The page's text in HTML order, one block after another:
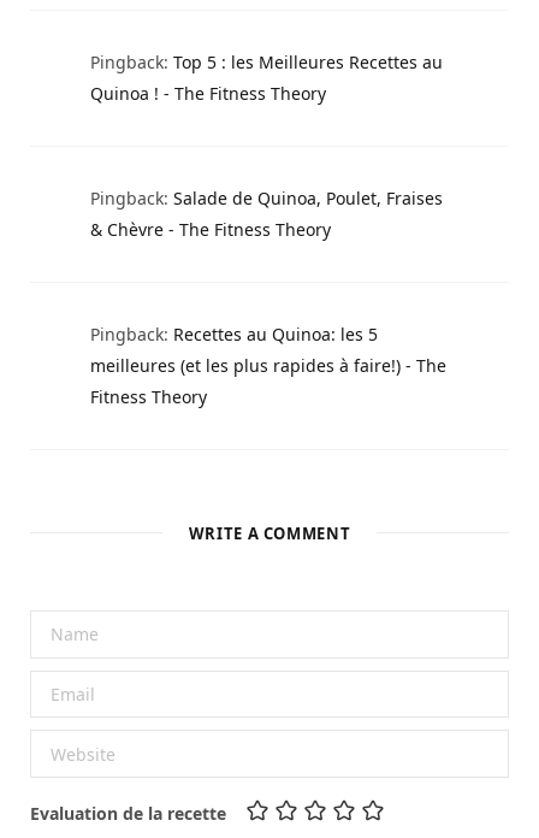
Pingback: Top 5 : les Meilleures Recettes au
Quinoa ! - The Fitness Theory
Pingback: Salade de Quinoa, Poulet, Fraises
& Chèvre - The Fitness Theory
Pingback: Recettes au Quinoa: les 5
meilleures (et les plus rapides à faire!) - The
Fitness Theory
WRITE A COMMENT
Evaluation de la recette